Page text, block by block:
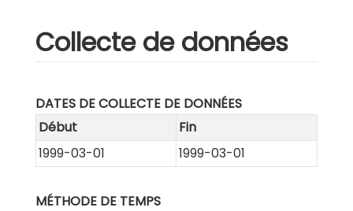
Collecte de données
DATES DE COLLECTE DE DONNÉES
Début
Fin
1999-03-01
1999-03-01
MÉTHODE DE TEMPS